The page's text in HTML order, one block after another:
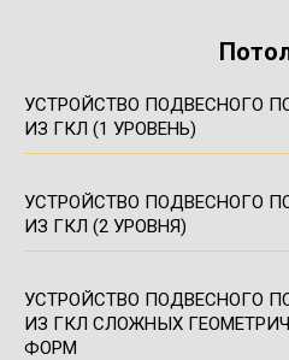
УСТРОЙСТВО ПОДВЕСНОГО
ИЗ ГКЛ (1 УРОВЕНЬ)
УСТРОЙСТВО ПОДВЕСНОГО
ИЗ ГКЛ (2 УРОВНЯ)
УСТРОЙСТВО ПОДВЕСНОГО
ИЗ ГКЛ СЛОЖНЫХ
ФОРМ